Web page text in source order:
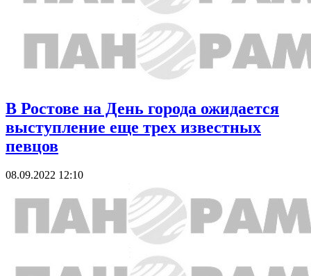
В Ростове на День города ожидается
выступление еще трех известных
певцов
08.09.2022 12:10